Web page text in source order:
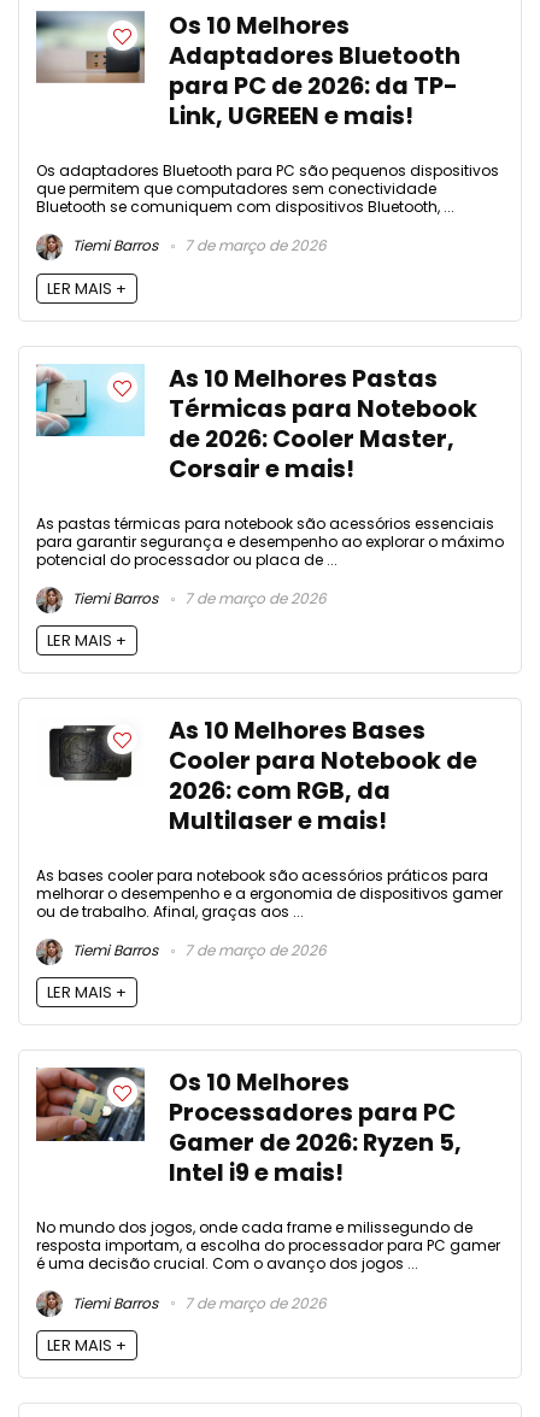
Os 10 Melhores
Adaptadores Bluetooth
para PC de 2026: da TP-
Link, UGREEN e mais!
Os adaptadores Bluetooth para PC são pequenos dispositivos
que permitem que computadores sem conectividade
Bluetooth se comuniquem com dispositivos Bluetooth, ...
Tiemi Barros
7 de março de 2026
LER MAIS +
As 10 Melhores Pastas
Térmicas para Notebook
de 2026: Cooler Master,
Corsair e mais!
As pastas térmicas para notebook são acessórios essenciais
para garantir segurança e desempenho ao explorar o máximo
potencial do processador ou placa de ...
Tiemi Barros
7 de março de 2026
LER MAIS +
As 10 Melhores Bases
Cooler para Notebook de
2026: com RGB, da
Multilaser e mais!
As bases cooler para notebook são acessórios práticos para
melhorar o desempenho e a ergonomia de dispositivos gamer
ou de trabalho. Afinal, graças aos ...
Tiemi Barros
7 de março de 2026
LER MAIS +
Os 10 Melhores
Processadores para PC
Gamer de 2026: Ryzen 5,
Intel i9 e mais!
No mundo dos jogos, onde cada frame e milissegundo de
resposta importam, a escolha do processador para PC gamer
é uma decisão crucial. Com o avanço dos jogos ...
Tiemi Barros
7 de março de 2026
LER MAIS +